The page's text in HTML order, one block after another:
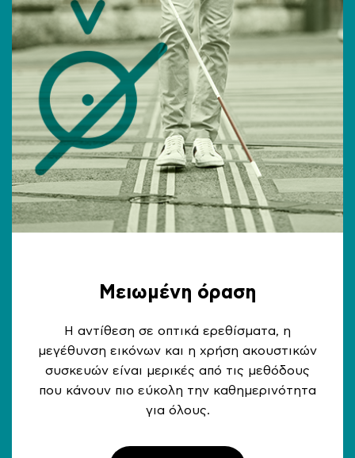
Μειωμένη όραση
Η αντίθεση σε οπτικά ερεθίσματα, η
μεγέθυνση εικόνων και η χρήση ακουστικών
συσκευών είναι μερικές από τις μεθόδους
που κάνουν πιο εύκολη την καθημερινότητα
για όλους.